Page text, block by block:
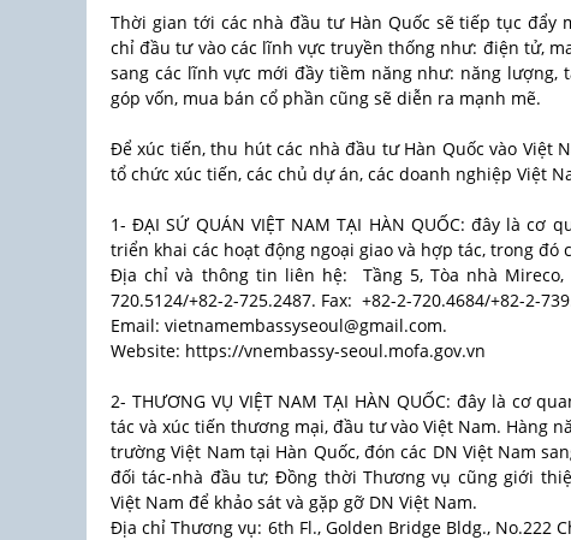
Thời gian tới các nhà đầu tư Hàn Quốc sẽ tiếp tục
chỉ đầu tư vào các lĩnh vực truyền thống như: điện tử,
sang các lĩnh vực mới đầy tiềm năng như: năng lượng,
góp vốn, mua bán cổ phần cũng sẽ diễn ra mạnh mẽ.
Để xúc tiến, thu hút các nhà đầu tư Hàn Quốc vào Việt
tổ chức xúc tiến, các chủ dự án, các doanh nghiệp Việt
1- ĐẠI SỨ QUÁN VIỆT NAM TẠI HÀN QUỐC: đây là
triển khai các hoạt động ngoại giao và hợp tác, trong
Địa chỉ và thông tin liên hệ: ​​​​ Tầng 5, Tòa nhà Mireco,
720.5124/+82-2-725.2487. Fax: +82-2-720.4684/+82-2-
Email: vietnamembassyseoul@gmail.com.
Website: https://vnembassy-seoul.mofa.gov.vn
2- THƯƠNG VỤ VIỆT NAM TẠI HÀN QUỐC: đây là cơ
tác và xúc tiến thương mại, đầu tư vào Việt Nam. Hàng
trường Việt Nam tại Hàn Quốc, đón các DN Việt Nam
đối tác-nhà đầu tư; Đồng thời Thương vụ cũng giới
Việt Nam để khảo sát và gặp gỡ DN Việt Nam.
Địa chỉ Thương vụ: 6th Fl., Golden Bridge Bldg., No.222